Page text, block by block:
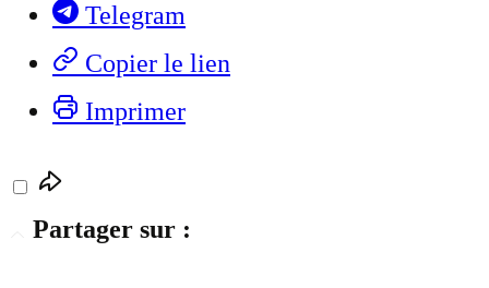
Telegram
Copier le lien
Imprimer
Partager sur :